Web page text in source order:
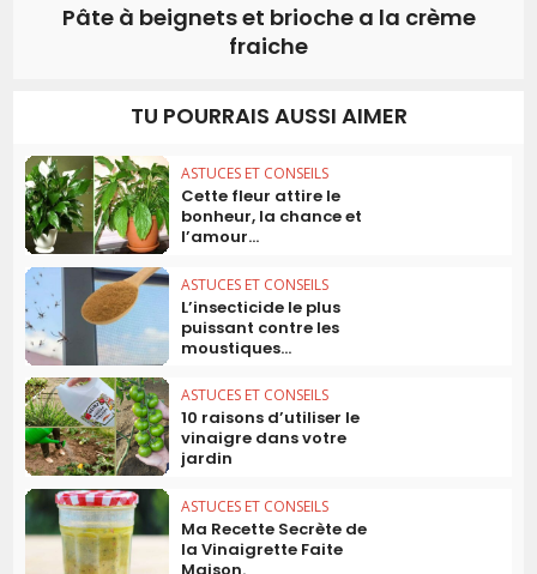
Pâte à beignets et brioche a la crème
fraiche
TU POURRAIS AUSSI AIMER
ASTUCES ET CONSEILS
Cette fleur attire le
bonheur, la chance et
l’amour...
ASTUCES ET CONSEILS
L’insecticide le plus
puissant contre les
moustiques...
ASTUCES ET CONSEILS
10 raisons d’utiliser le
vinaigre dans votre
jardin
ASTUCES ET CONSEILS
Ma Recette Secrète de
la Vinaigrette Faite